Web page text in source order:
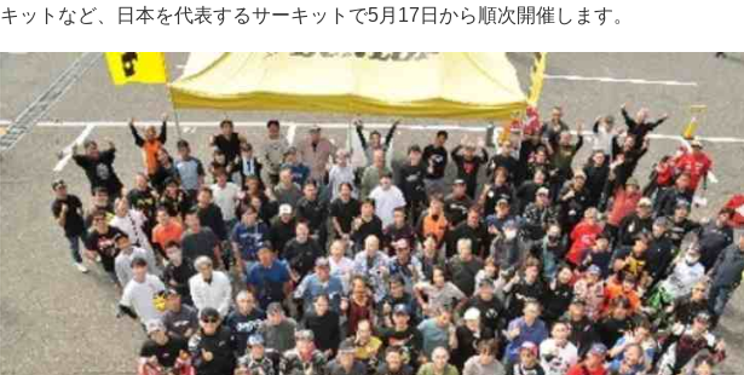
キットなど、日本を代表するサーキットで5月17日から順次開催します。